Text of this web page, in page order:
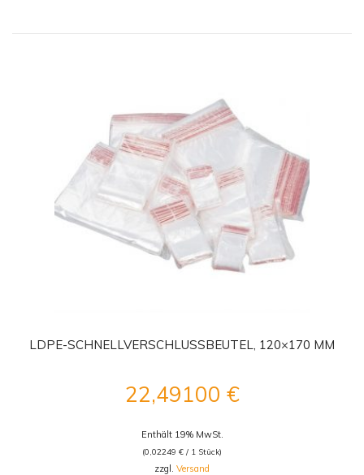
LDPE-SCHNELLVERSCHLUSSBEUTEL, 120×170 MM
22,49100 €
Enthält 19% MwSt.
(0,02249 € / 1 Stück)
zzgl. Versand